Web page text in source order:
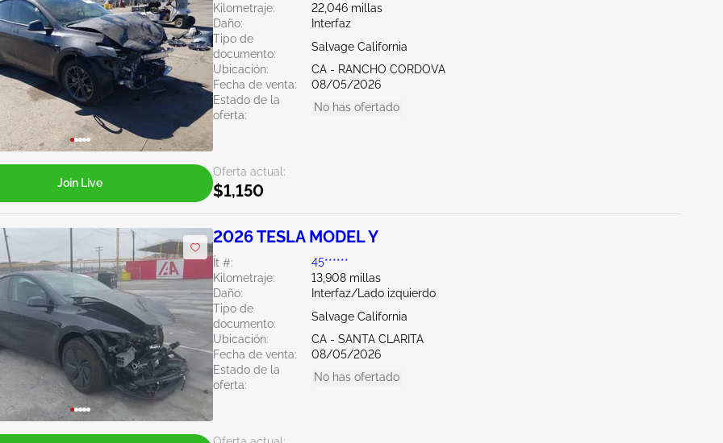
Kilometraje:
22,046 millas
Daño:
Interfaz
Tipo de
documento:
Salvage California
Ubicación:
CA - RANCHO CORDOVA
Fecha de venta:
08/05/2026
Estado de la
oferta:
No has ofertado
Oferta actual:
$1,150
Join Live
2026 TESLA MODEL Y
Ít #:
45******
Kilometraje:
13,908 millas
Daño:
Interfaz/Lado izquierdo
Tipo de
documento:
Salvage California
Ubicación:
CA - SANTA CLARITA
Fecha de venta:
08/05/2026
Estado de la
oferta:
No has ofertado